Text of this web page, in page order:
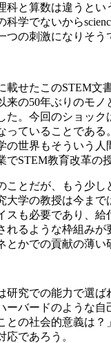
科と算数は違うと
科学でないから
つの刺激になりそう
載せたこのSTEM文
来の50年ぶりのモノ
た。今回のショッ
っていることであ
の世界もそういう
でSTEM教育改革の
ことだが、もう少
大学の教授は今ま
スも必要であり、
れるような枠組み
とかでの貢献の薄い
研究での能力で選
ーバードのような
との社会的意義は
応であろう。